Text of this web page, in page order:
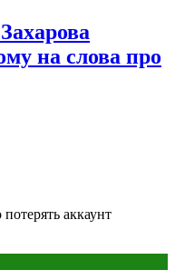
на слова про
аккаунт